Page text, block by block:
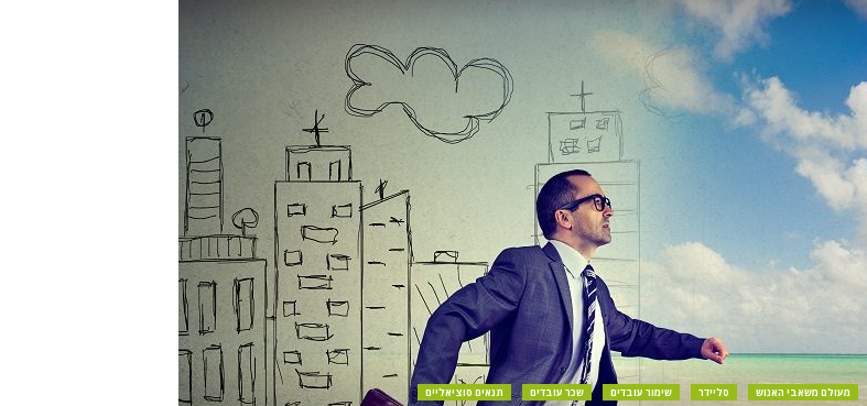
מעולם משאבי האנוש סליידר שימור עובדים שכר עובדים תנאים סוציאליים